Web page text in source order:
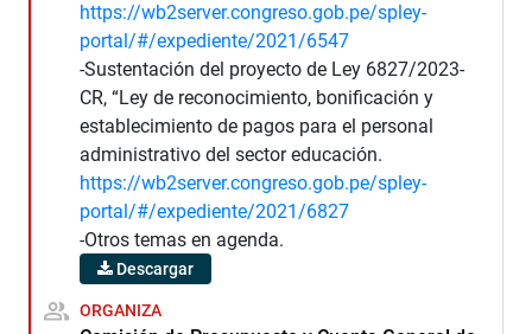
https://wb2server.congreso.gob.pe/spley-
portal/#/expediente/2021/6547
-Sustentación del proyecto de Ley 6827/2023-
CR, “Ley de reconocimiento, bonificación y
establecimiento de pagos para el personal
administrativo del sector educación.
https://wb2server.congreso.gob.pe/spley-
portal/#/expediente/2021/6827
-Otros temas en agenda.
Descargar
ORGANIZA